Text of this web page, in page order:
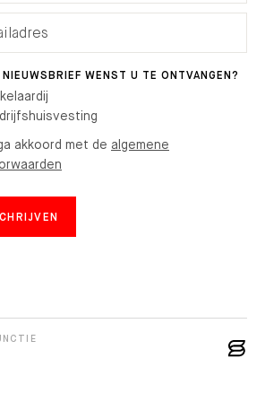
NIEUWSBRIEF WENST U TE ONTVANGEN?
akkoord met de algemene